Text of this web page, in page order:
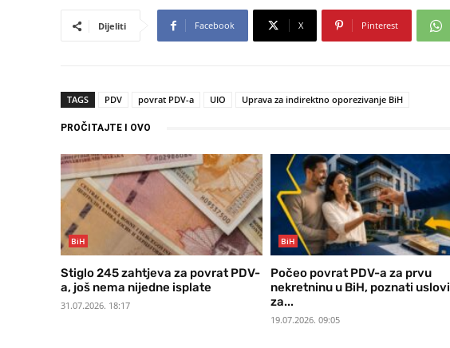
Dijeliti Facebook X Pinterest
TAGS PDV povrat PDV-a UIO Uprava za indirektno oporezivanje BiH
PROČITAJTE I OVO
BiH
Stiglo 245 zahtjeva za povrat PDV-
a, još nema nijedne isplate
31.07.2026. 18:17
BiH
Počeo povrat PDV-a za prvu
nekretninu u BiH, poznati uslovi
za...
19.07.2026. 09:05